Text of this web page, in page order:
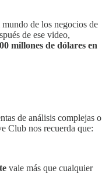
de los negocios de
de ese video,
millones de dólares en
de análisis complejas o
Club nos recuerda que:
vale más que cualquier